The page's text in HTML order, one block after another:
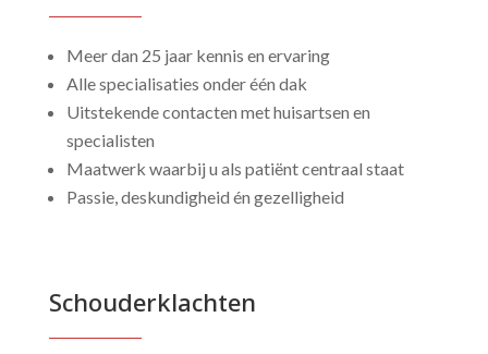
Meer dan 25 jaar kennis en ervaring
Alle specialisaties onder één dak
Uitstekende contacten met huisartsen en
specialisten
Maatwerk waarbij u als patiënt centraal staat
Passie, deskundigheid én gezelligheid
Schouderklachten